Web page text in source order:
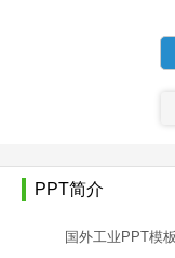
PPT简介
国外工业PPT模